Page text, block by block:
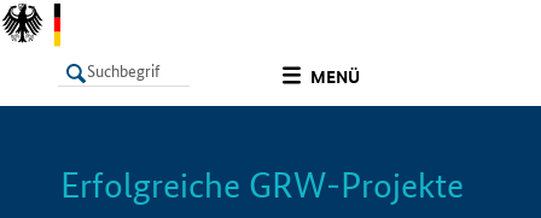
MENÜ
LISTE Info
Erfolgreiche GRW-Projekte